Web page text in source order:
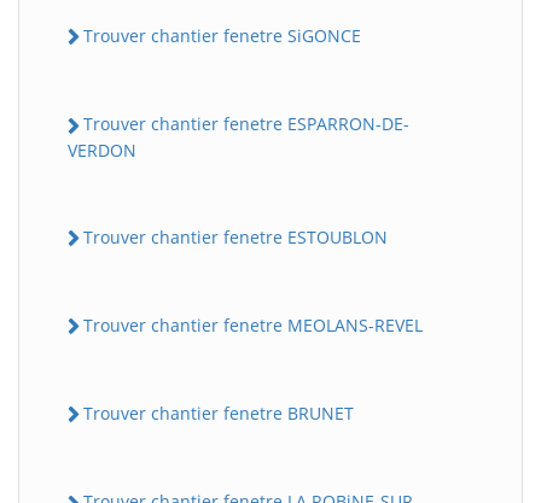
Trouver chantier fenetre SiGONCE
Trouver chantier fenetre ESPARRON-DE-
VERDON
Trouver chantier fenetre ESTOUBLON
Trouver chantier fenetre MEOLANS-REVEL
Trouver chantier fenetre BRUNET